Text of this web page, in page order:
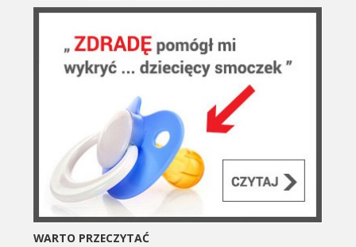
WARTO PRZECZYTAĆ